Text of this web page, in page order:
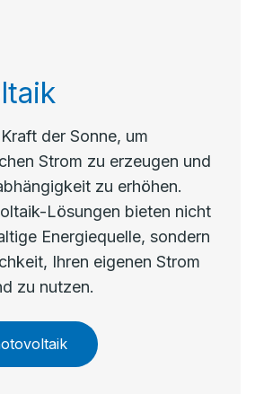
der Sonne, um
Strom zu erzeugen und
zu erhöhen.
Lösungen bieten nicht
Energiequelle, sondern
Ihren eigenen Strom
zu nutzen.